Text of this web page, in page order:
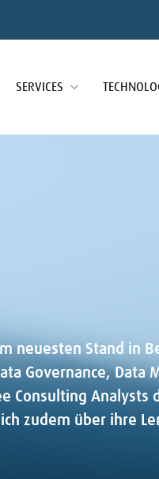
SERVICES
neuesten Stand in
Governance, Data
Consulting Analysts
zudem über ihre